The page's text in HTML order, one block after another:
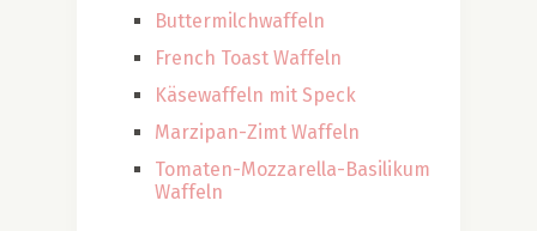
Buttermilchwaffeln
French Toast Waffeln
Käsewaffeln mit Speck
Marzipan-Zimt Waffeln
Tomaten-Mozzarella-Basilikum
Waffeln